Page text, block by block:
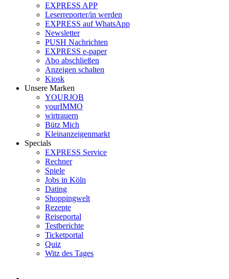
EXPRESS APP
Leserreporter/in werden
EXPRESS auf WhatsApp
Newsletter
PUSH Nachrichten
EXPRESS e-paper
Abo abschließen
Anzeigen schalten
Kiosk
Unsere Marken
YOURJOB
yourIMMO
wirtrauern
Bütz Mich
Kleinanzeigenmarkt
Specials
EXPRESS Service
Rechner
Spiele
Jobs in Köln
Dating
Shoppingwelt
Rezepte
Reiseportal
Testberichte
Ticketportal
Quiz
Witz des Tages